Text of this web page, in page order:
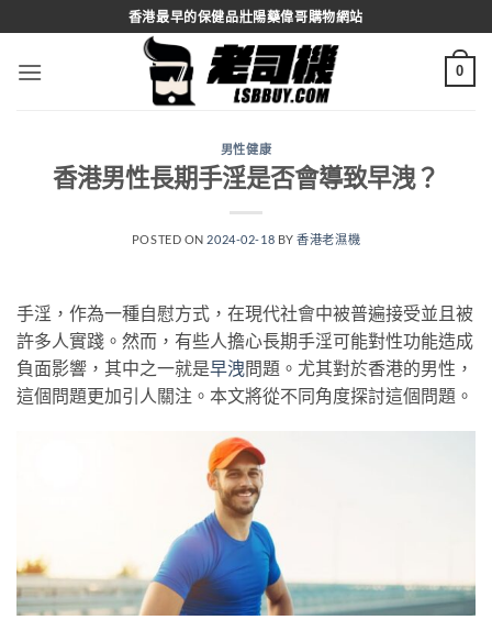
to
content
香港最早的保健品壯陽藥偉哥購物網站
0
男性健康
香港男性長期手淫是否會導致早洩？
POSTED ON 2024-02-18 BY香港老濕機
手淫，作為一種自慰方式，在現代社會中被普遍接受並且被
許多人實踐。然而，有些人擔心長期手淫可能對性功能造成
負面影響，其中之一就是早洩問題。尤其對於香港的男性，
這個問題更加引人關注。本文將從不同角度探討這個問題。